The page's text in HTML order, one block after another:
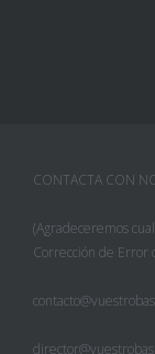
CONTACTA CON
(Agradeceremos
Corrección de Error